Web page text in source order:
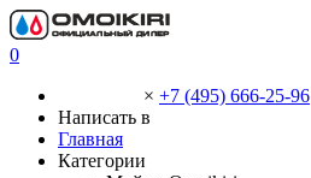
0
× +7 (495) 666-25-96
Написать в
Главная
Категории